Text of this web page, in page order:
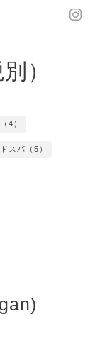
）
4）
スパ（5）